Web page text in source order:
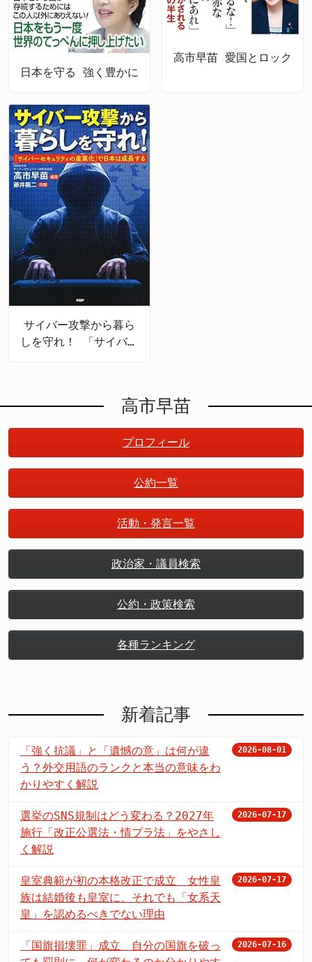
日本を守る 強く豊かに
高市早苗 愛国とロック
サイバー攻撃から暮ら
しを守れ！ 「サイバー
高市早苗
プロフィール
公約一覧
活動・発言一覧
政治家・議員検索
公約・政策検索
各種ランキング
新着記事
「強く抗議」と「遺憾の意」は何が違
う？外交用語のランクと本当の意味をわ
かりやすく解説
2026-08-01
選挙のSNS規制はどう変わる？2027年
施行「改正公選法・情プラ法」をやさし
く解説
2026-07-17
皇室典範が初の本格改正で成立 女性皇
族は結婚後も皇室に、それでも「女系天
皇」を認めるべきでない理由
2026-07-17
「国旗損壊罪」成立 自分の国旗を破っ
2026-07-16